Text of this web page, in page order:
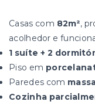
Casas com 82m²,
acolhedor e
1 suíte + 2
Piso em
Paredes com
Cozinha